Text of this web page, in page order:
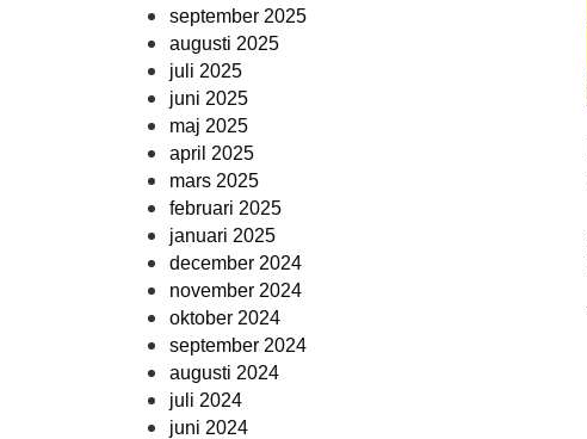
september 2025
augusti 2025
juli 2025
juni 2025
maj 2025
april 2025
mars 2025
februari 2025
januari 2025
december 2024
november 2024
oktober 2024
september 2024
augusti 2024
juli 2024
juni 2024